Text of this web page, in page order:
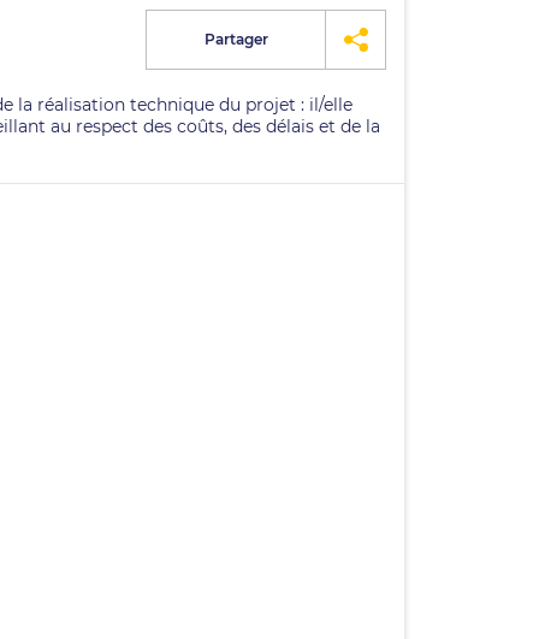
Partager
la réalisation technique du projet : il/elle
au respect des coûts, des délais et de la